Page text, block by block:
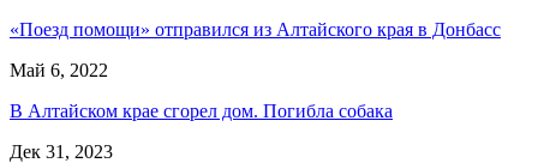
«Поезд помощи» отправился из Алтайского края в Донбасс
Май 6, 2022
В Алтайском крае сгорел дом. Погибла собака
Дек 31, 2023